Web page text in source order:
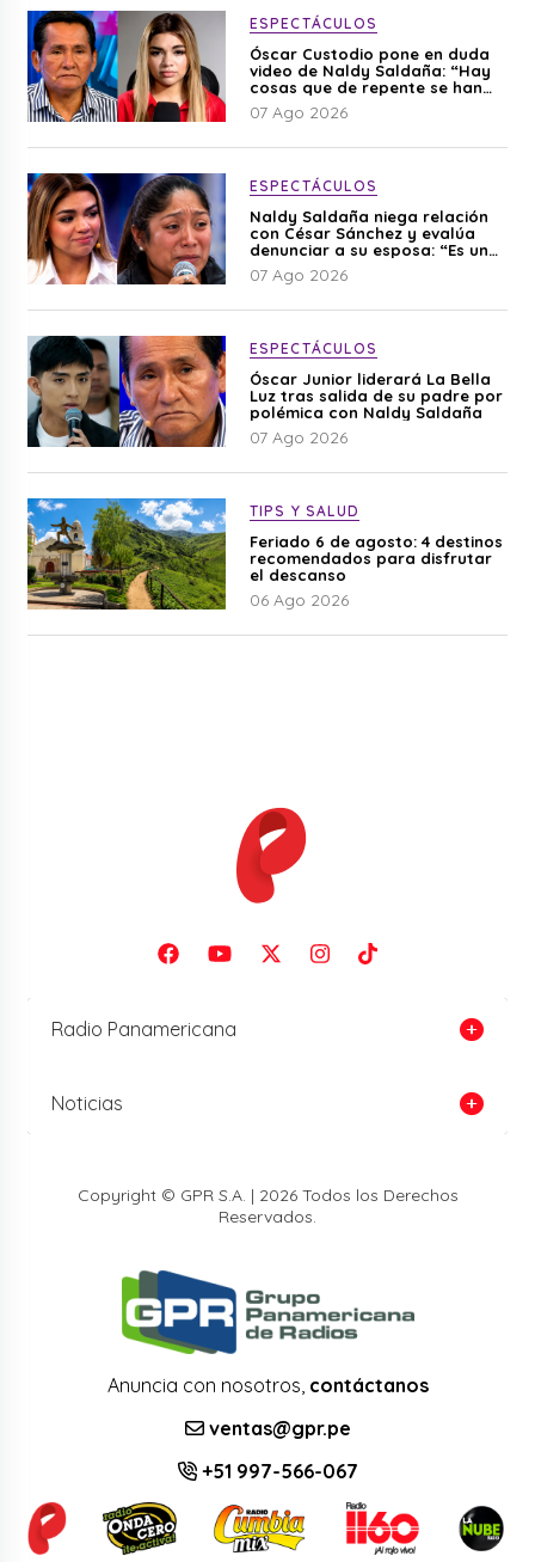
ESPECTÁCULOS
Óscar Custodio pone en duda
video de Naldy Saldaña: “Hay
cosas que de repente se han
editado”
07 Ago 2026
ESPECTÁCULOS
Naldy Saldaña niega relación
con César Sánchez y evalúa
denunciar a su esposa: “Es una
difamación”
07 Ago 2026
ESPECTÁCULOS
Óscar Junior liderará La Bella
Luz tras salida de su padre por
polémica con Naldy Saldaña
07 Ago 2026
TIPS Y SALUD
Feriado 6 de agosto: 4 destinos
recomendados para disfrutar
el descanso
06 Ago 2026
Radio Panamericana
Noticias
Copyright © GPR S.A. | 2026 Todos los Derechos
Reservados.
Anuncia con nosotros, contáctanos
ventas@gpr.pe
+51 997-566-067